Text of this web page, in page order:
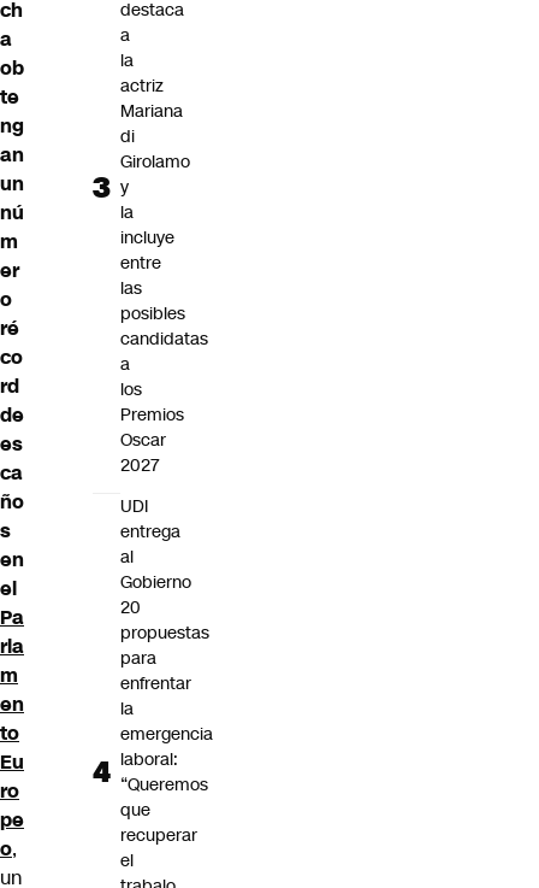
ch
a
ob
te
ng
an
un
nú
m
er
o
ré
co
rd
de
es
ca
ño
s
en
el
Pa
rla
m
en
to
Eu
ro
pe
o,
un
destaca
a
la
actriz
Mariana
di
Girolamo
y
la
incluye
entre
las
posibles
candidatas
a
los
Premios
Oscar
2027
UDI
entrega
al
Gobierno
20
propuestas
para
enfrentar
la
emergencia
laboral:
“Queremos
que
recuperar
el